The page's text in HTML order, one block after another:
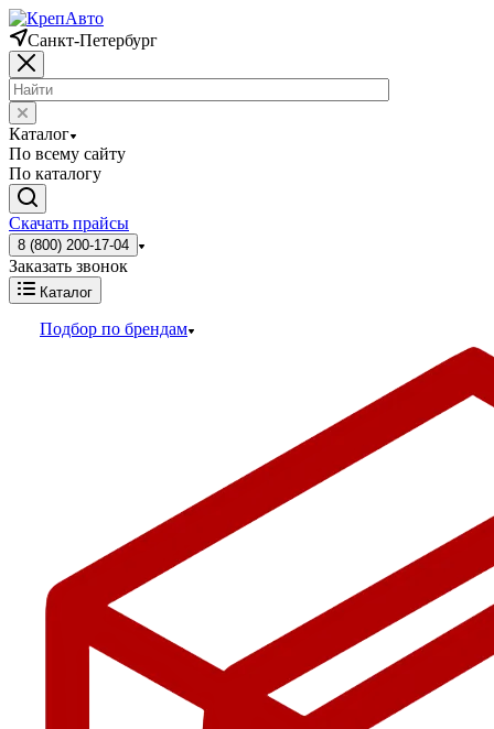
Санкт-Петербург
Каталог
По всему сайту
По каталогу
Скачать прайсы
8 (800) 200-17-04
Заказать звонок
Каталог
Подбор по брендам